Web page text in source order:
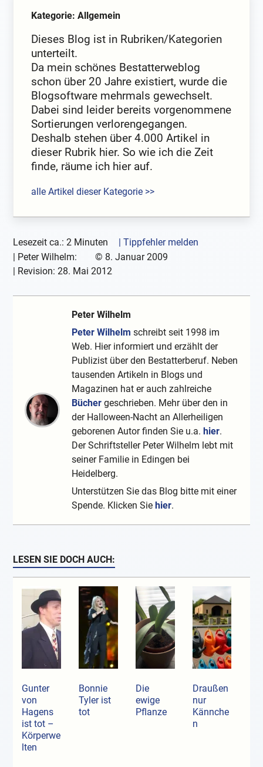
Kategorie: Allgemein
Dieses Blog ist in Rubriken/Kategorien
unterteilt.
Da mein schönes Bestatterweblog
schon über 20 Jahre existiert, wurde die
Blogsoftware mehrmals gewechselt.
Dabei sind leider bereits vorgenommene
Sortierungen verlorengegangen.
Deshalb stehen über 4.000 Artikel in
dieser Rubrik hier. So wie ich die Zeit
finde, räume ich hier auf.
alle Artikel dieser Kategorie >>
Lesezeit ca.: 2 Minuten
| Tippfehler melden
| Peter Wilhelm: © 8. Januar 2009
| Revision:28. Mai 2012
Peter Wilhelm
Peter Wilhelm schreibt seit 1998 im
Web. Hier informiert und erzählt der
Publizist über den Bestatterberuf. Neben
tausenden Artikeln in Blogs und
Magazinen hat er auch zahlreiche
Bücher geschrieben. Mehr über den in
der Halloween-Nacht an Allerheiligen
geborenen Autor finden Sie u.a.hier.
Der Schriftsteller Peter Wilhelm lebt mit
seiner Familie in Edingen bei
Heidelberg.
Unterstützen Sie das Blog bitte mit einer
Spende. Klicken Siehier.
LESEN SIE DOCH AUCH:
Gunter
von
Hagens
ist tot –
Körperwe
lten
Bonnie
Tyler ist
tot
Die
ewige
Pflanze
Draußen
nur
Kännche
n